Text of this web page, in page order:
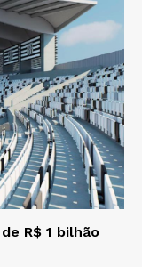
R$ 1 bilhão